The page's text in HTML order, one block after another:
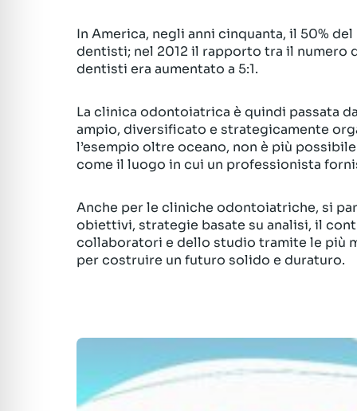
In America, negli anni cinquanta, il 50%
dentisti; nel 2012 il rapporto tra il numero
dentisti era aumentato a 5:1.
La clinica odontoiatrica è quindi passata
ampio, diversificato e strategicamente
l’esempio oltre oceano, non è più
come il luogo in cui un professionista
Anche per le cliniche odontoiatriche, si
obiettivi, strategie basate su analisi, il
collaboratori e dello studio tramite le più
per costruire un futuro solido e duraturo.